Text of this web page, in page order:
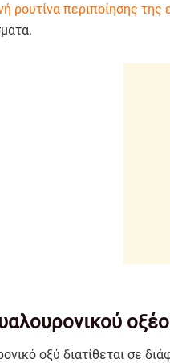
ρουτίνα περιποίησης της
οξύ διατίθεται σε